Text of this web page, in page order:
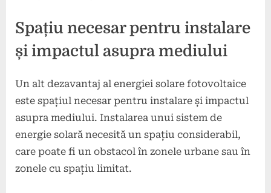
Spațiu necesar pentru instalare
și impactul asupra mediului
Un alt dezavantaj al energiei solare fotovoltaice
este spațiul necesar pentru instalare și impactul
asupra mediului. Instalarea unui sistem de
energie solară necesită un spațiu considerabil,
care poate fi un obstacol în zonele urbane sau în
zonele cu spațiu limitat.